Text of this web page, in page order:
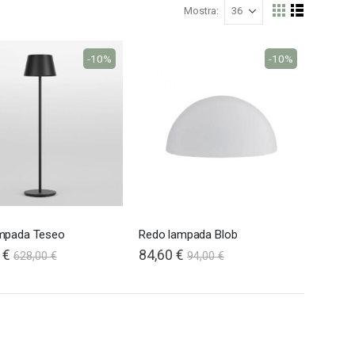
Mostra
Mostra
Griglia
Lista
Teseo
628,00 €
-10%
Redo lampada Blob
84,60 € 94,00 €
-10%